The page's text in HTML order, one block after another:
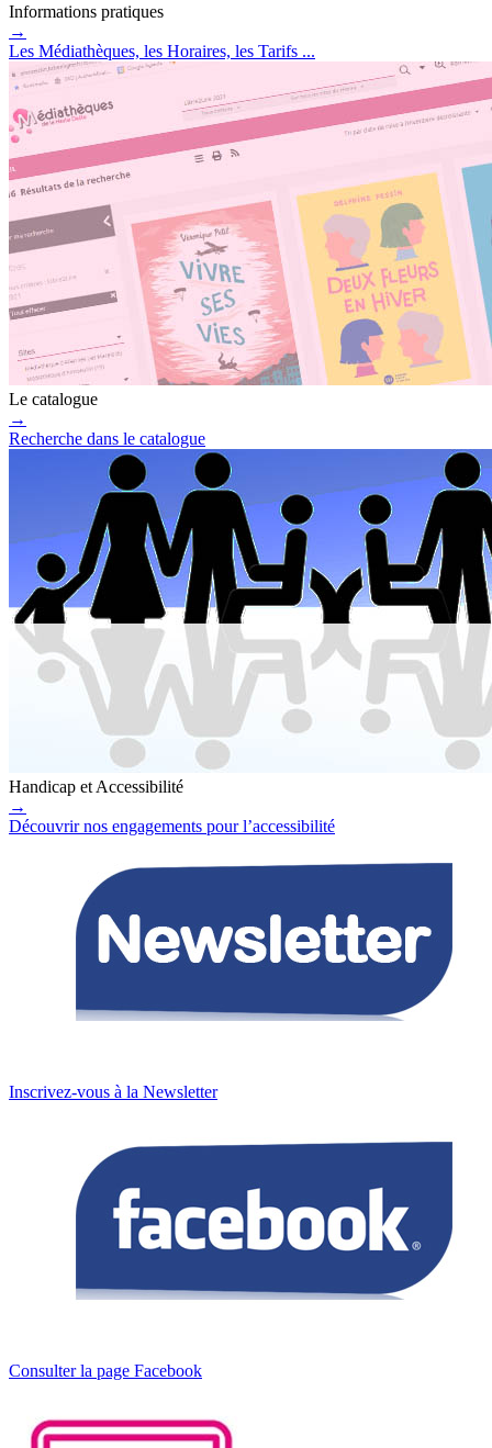
Informations pratiques
→
Les Médiathèques, les Horaires, les Tarifs ...
Le catalogue
→
Recherche dans le catalogue
Handicap et Accessibilité
→
Découvrir nos engagements pour l’accessibilité
Inscrivez-vous à la Newsletter
Consulter la page Facebook